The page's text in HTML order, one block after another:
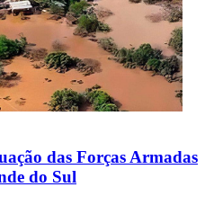
das Forças Armadas
do Sul